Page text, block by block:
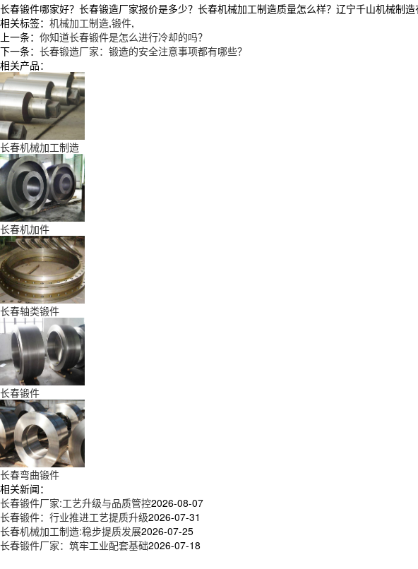
长春锻件哪家好？长春锻造厂家报价是多少？长春机械加工制造质量怎么样？辽宁千山机械制
相关标签： 机械加工制造,锻件,
上一条： 你知道长春锻件是怎么进行冷却的吗？
下一条： 长春锻造厂家：锻造的安全注意事项都有哪些？
相关产品：
长春机械加工制造
长春机加件
长春轴类锻件
长春锻件
长春弯曲锻件
相关新闻：
长春锻件厂家:工艺升级与品质管控2026-08-07
长春锻件：行业推进工艺提质升级2026-07-31
长春机械加工制造:稳步提质发展2026-07-25
长春锻件厂家：筑牢工业配套基础2026-07-18